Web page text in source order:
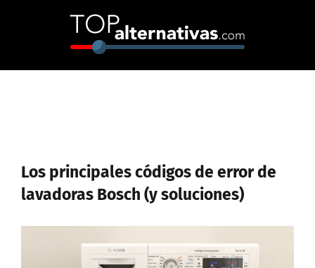
Los principales códigos de error de
lavadoras Bosch (y soluciones)